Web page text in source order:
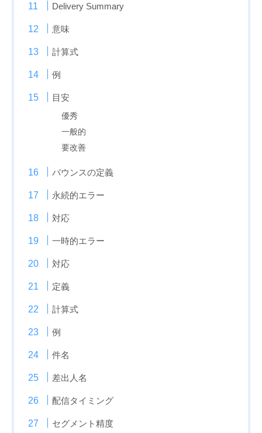
Delivery Summary
意味
計算式
例
目安
優秀
一般的
要改善
バウンスの定義
永続的エラー
対応
一時的エラー
対応
定義
計算式
例
件名
差出人名
配信タイミング
セグメント精度